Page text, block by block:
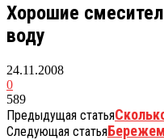
Хорошие
воду
24.11.2008
0
589
Предыдущая статья
Следующая статья